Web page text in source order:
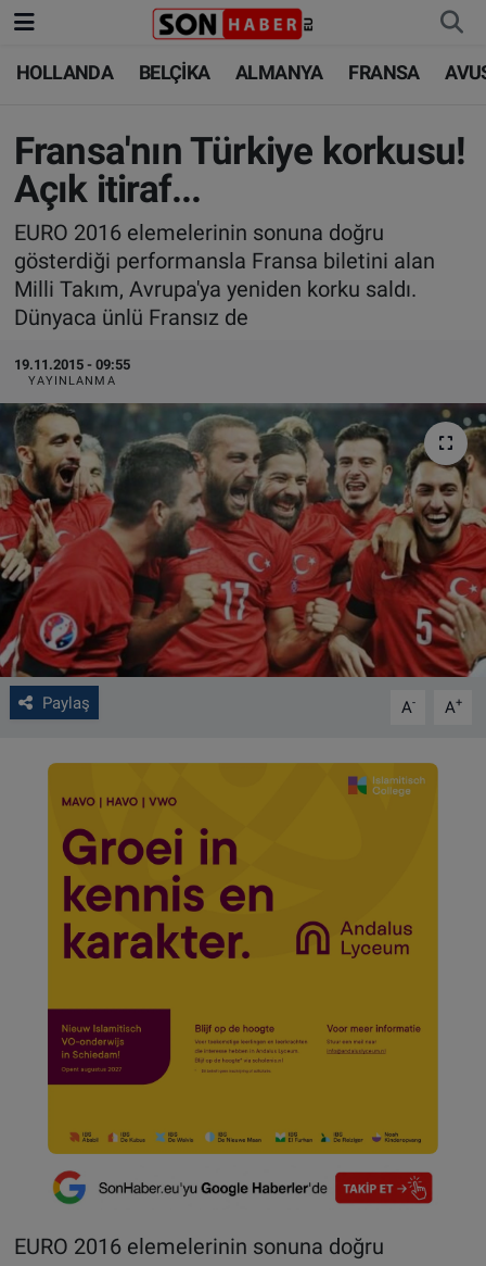
HOLLANDA BELÇİKA ALMANYA FRANSA
Fransa'nın Türkiye korkusu!
Açık itiraf...
EURO 2016 elemelerinin sonuna doğru
gösterdiği performansla Fransa biletini alan
Milli Takım, Avrupa'ya yeniden korku saldı.
Dünyaca ünlü Fransız de
19.11.2015 - 09:55
YAYINLANMA
Paylaş A- A+
EURO 2016 elemelerinin sonuna doğru
HOLLANDA
BELÇİKA
ALMANYA
FRANSA
AVUSTURYA
SAĞLIK - YAŞAM
BİLİM-TEKNOLOJİ
HOLLANDA
BELÇİKA
ALMANYA
TÜRKİYE
DÜNYA
BİLİM-TEKNOLOJİ
SAĞLIK
FOTO GALERİ
VIDEO GALERİ
ALGEMENE VOORWAARDEN
CONTACT
Çerez Politikası
Nöbetçi Eczaneler
Hava Durumu
Trafik Durumu
Süper Lig Puan Durumu ve Fikstür
Tüm Manşetler
Son Dakika Haberleri
Haber Arşivi